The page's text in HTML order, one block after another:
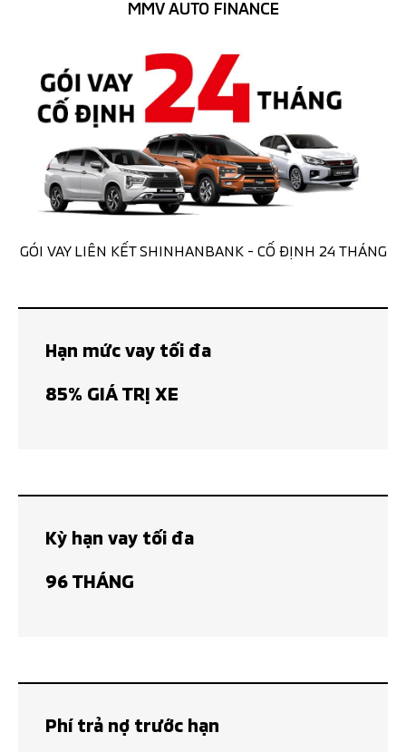
MMV AUTO FINANCE
GÓI VAY LIÊN KẾT SHINHANBANK - CỐ ĐỊNH 24 THÁNG
Hạn mức vay tối đa
85% GIÁ TRỊ XE
Kỳ hạn vay tối đa
96 THÁNG
Phí trả nợ trước hạn